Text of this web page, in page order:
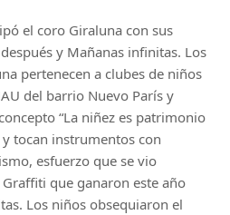
el coro Giraluna con sus
y Mañanas infinitas. Los
pertenecen a clubes de niños
del barrio Nuevo París y
“La niñez es patrimonio
tocan instrumentos con
esfuerzo que se vio
que ganaron este año
Los niños obsequiaron el